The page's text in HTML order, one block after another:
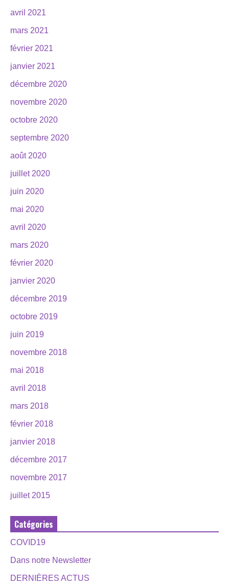
avril 2021
mars 2021
février 2021
janvier 2021
décembre 2020
novembre 2020
octobre 2020
septembre 2020
août 2020
juillet 2020
juin 2020
mai 2020
avril 2020
mars 2020
février 2020
janvier 2020
décembre 2019
octobre 2019
juin 2019
novembre 2018
mai 2018
avril 2018
mars 2018
février 2018
janvier 2018
décembre 2017
novembre 2017
juillet 2015
Catégories
COVID19
Dans notre Newsletter
DERNIÈRES ACTUS